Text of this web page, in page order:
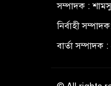
সম্পাদক :
নির্বাহী
বার্তা